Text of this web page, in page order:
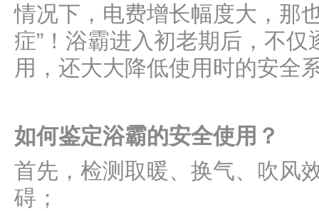
情况下，电费增长幅度大，那
症”！浴霸进入初老期后，不
用，还大大降低使用时的安全
如何鉴定浴霸的安全使用？
首先，检测取暖、换气、吹风
碍；
何？